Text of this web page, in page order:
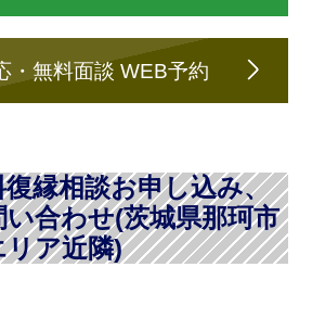
・無料面談 WEB予約
縁相談お申し込み、
合わせ(茨城県那珂市
リア近隣)